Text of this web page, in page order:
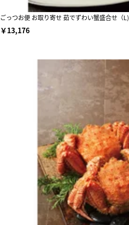
ごっつお便 お取り寄せ 茹でずわい蟹盛合せ（L)
￥13,176